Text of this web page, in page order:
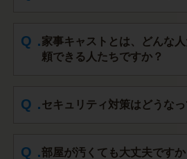
家事キャストとは、どんな
頼できる人たちですか？
セキュリティ対策はどうな
部屋が汚くても大丈夫ですか